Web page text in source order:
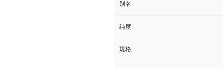
别名
纯度
规格